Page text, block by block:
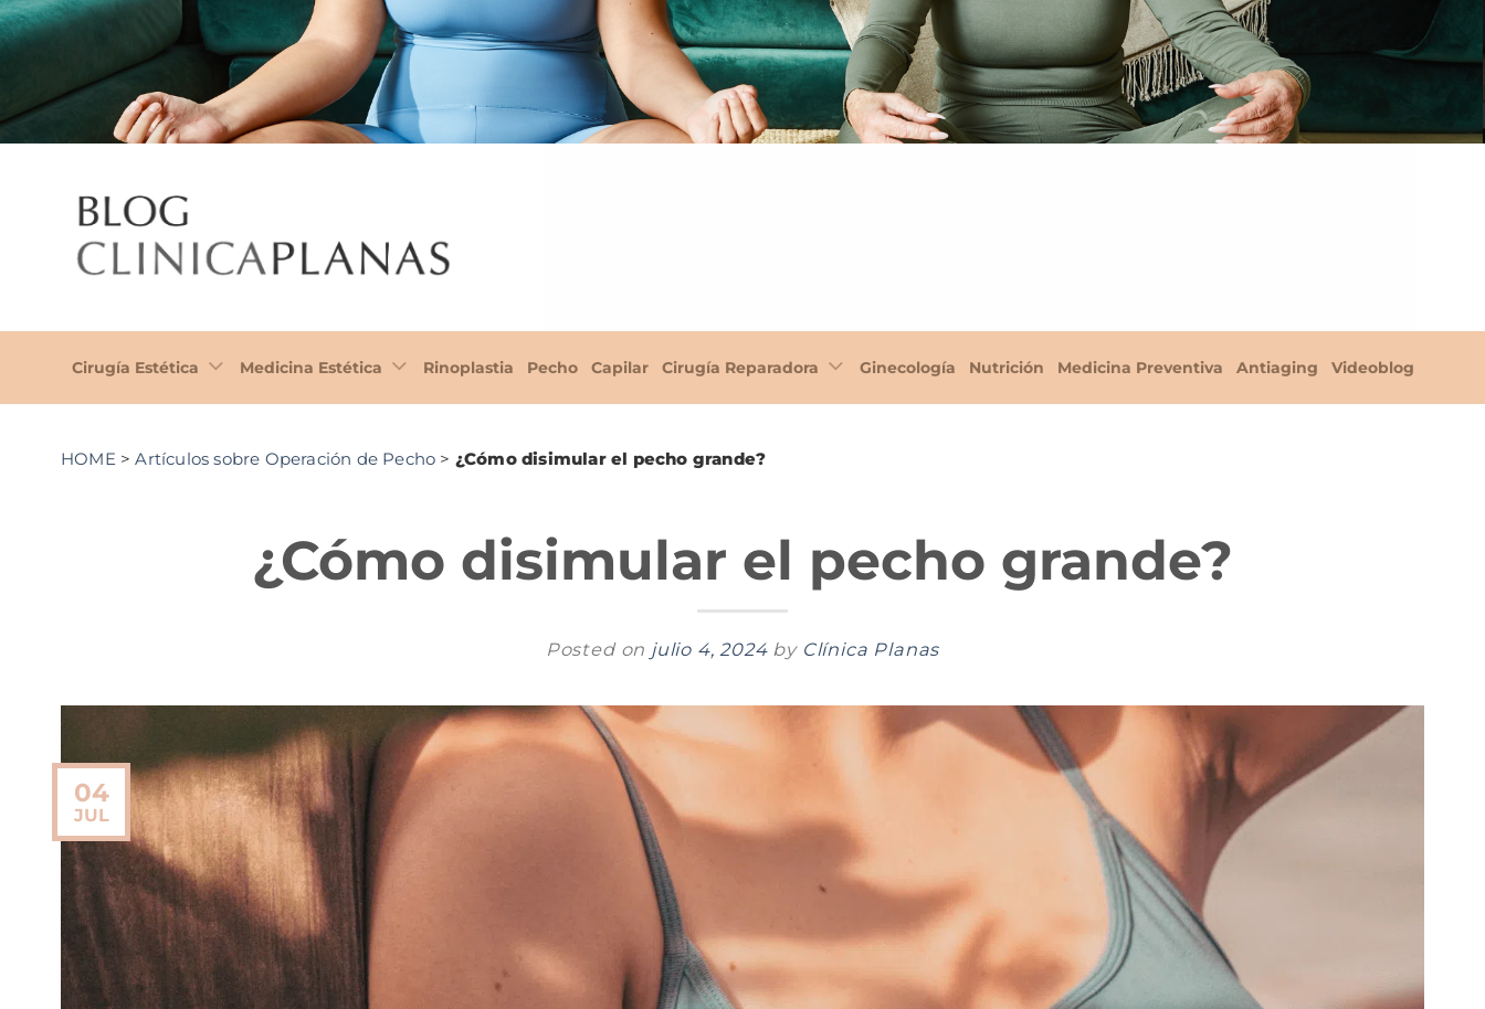
Cirugía Estética Medicina Estética Rinoplastia Pecho Capilar Cirugía Reparadora Ginecología Nutrición Medicina Preventiva Antiaging Videoblog
HOME >Artículos sobre Operación de Pecho > ¿Cómo disimular el pecho grande?
¿Cómo disimular el pecho grande?
Posted on julio 4, 2024 by Clínica Planas
04
JUL